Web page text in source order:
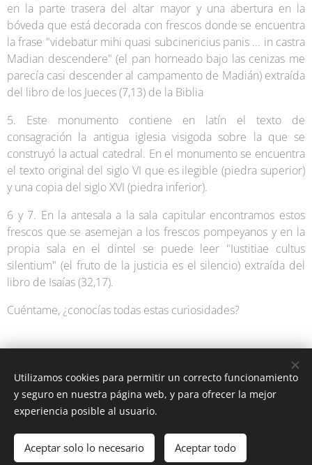
en la parte trasera del altar mayor y una abertura en la
bóveda que está decorada con frescos donde se encuentra
la frase "videbatur mihi quasi subcinericius panis ... in castra
Madian descendere" (el pan horneado bajo las cenizas me
parecía casi descender al campamento de Madián) extraída
del libro de los Jueces (7,13) de la Biblia
5. Este monumento contiene en latín el texto de
consagración la antigua iglesia visigoda sobre la que se
construyó la actual catedral. En el monumento se encuentra
el texto original del siglo VI que es ilegible (piedra superior)
y una copia del siglo XVI (piedra inferior).
6 y 7. En la antesala a la sala capitular encontramos estos
frescos que se asemejan a los frescos pompeyanos y en la
propia sala en el dintel se puede leer "Iustitiae cultus
silentium" (el fruto de la justicia es el silencio) extraída del
libro de Isaías (32,17).
Cuéntame, ¿conocías todas estas curiosidades?
Latín y Roma © Todos los derechos reservados 2025
Aviso legal y condiciones de uso
Cookies
Utilizamos cookies para permitir un correcto funcionamiento
y seguro en nuestra página web, y para ofrecer la mejor
experiencia posible al usuario.
Aceptar solo lo necesario Aceptar todo